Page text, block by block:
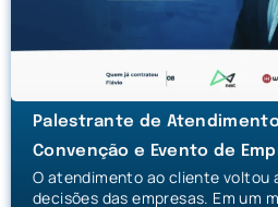
Palestrante de
Convenção e Evento de
O atendimento ao cliente voltou
decisões das empresas. Em um